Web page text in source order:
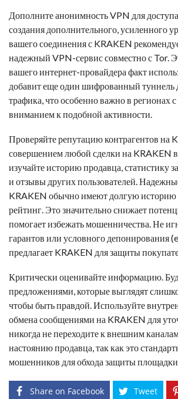
Дополните анонимность VPN для
создания дополнительного, усиленного
вашего соединения с KRAKEN
надежный VPN-сервис совместно с Tor.
вашего интернет-провайдера факт
добавит еще один шифрованный туннель
трафика, что особенно важно в
вниманием к подобной активности.
Проверяйте репутацию контрагентов на
совершением любой сделки на KRAKEN
изучайте историю продавца, статистику
и отзывы других пользователей.
KRAKEN обычно имеют долгую историю
рейтинг. Это значительно снижает
помогает избежать мошенничества. Не
гарантов или условного депонирования
предлагает KRAKEN для защиты
Критически оценивайте информацию.
предложениями, которые выглядят
чтобы быть правдой. Используйте
обмена сообщениями на KRAKEN для
никогда не переходите к внешним
настоянию продавца, так как это
мошенников для обхода защиты
Share on Facebook Tweet